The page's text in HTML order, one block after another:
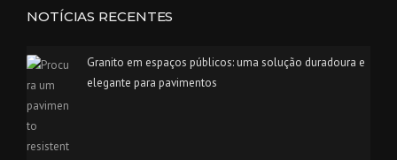
NOTÍCIAS RECENTES
Granito em espaços públicos: uma solução duradoura e
elegante para pavimentos